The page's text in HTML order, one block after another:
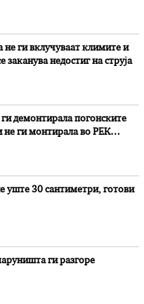
не ги вклучуваат климите и
недостиг на струја
демонтирала погонските
не ги монтирала во РЕК
уште 30 сантиметри, готови
ги разгоре